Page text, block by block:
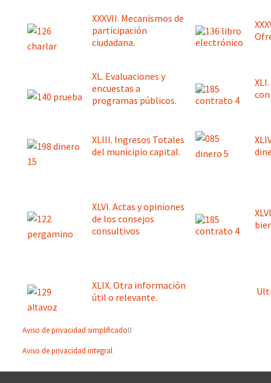
XXXVII. Mecanismos de
participación
ciudadana.
XL. Evaluaciones y
encuestas a
programas públicos.
XLIII. Ingresos Totales
del municipio capital.
XLVI. Actas y opiniones
de los consejos
consultivos
XLIX. Otra información
útil o relevante.
Aviso de privacidad simplificado0
Aviso de privacidad integral